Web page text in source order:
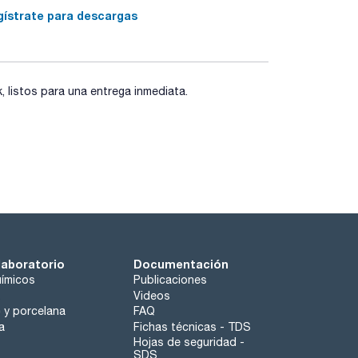
hasta 120ºC
para descargas
para una entrega inmediata.
y porcelana
Documentación
Publicaciones
Videos
FAQ
Fichas técnicas - TDS
Hojas de seguridad -
SDS